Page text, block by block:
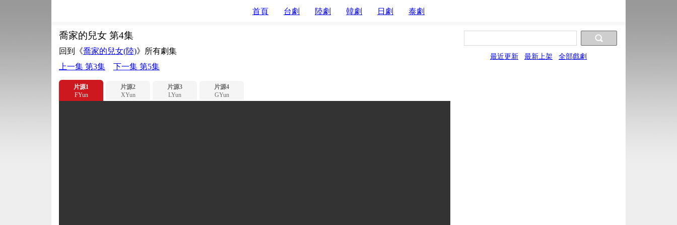
首頁 台劇 陸劇 韓劇 日劇 泰劇
最近更新 最新上架 全部戲劇
喬家的兒女 第4集
回到《喬家的兒女(陸)》所有劇集
上一集 第3集
下一集 第5集
片源1
FYun
片源2
XYun
片源3
LYun
片源4
GYun